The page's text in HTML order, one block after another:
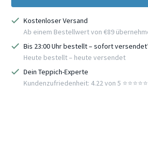
Kostenloser Versand
Ab einem Bestellwert von €89
Bis 23:00 Uhr bestellt – sofort
Heute bestellt – heute versendet
Dein Teppich-Experte
Kundenzufriedenheit: 4.22 von 5 ⭐️⭐️⭐️⭐️⭐️